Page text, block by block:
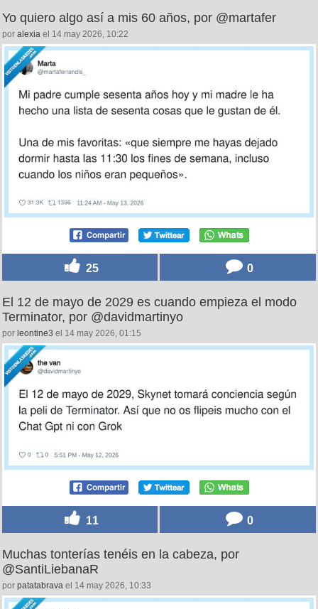
Yo quiero algo así a mis 60 años, por @martafer
por alexia el 14 may 2026, 10:22
25 0
El 12 de mayo de 2029 es cuando empieza el modo
Terminator, por @davidmartinyo
por leontine3 el 14 may 2026, 01:15
11 0
Muchas tonterías tenéis en la cabeza, por
@SantiLiebanaR
por patatabrava el 14 may 2026, 10:33